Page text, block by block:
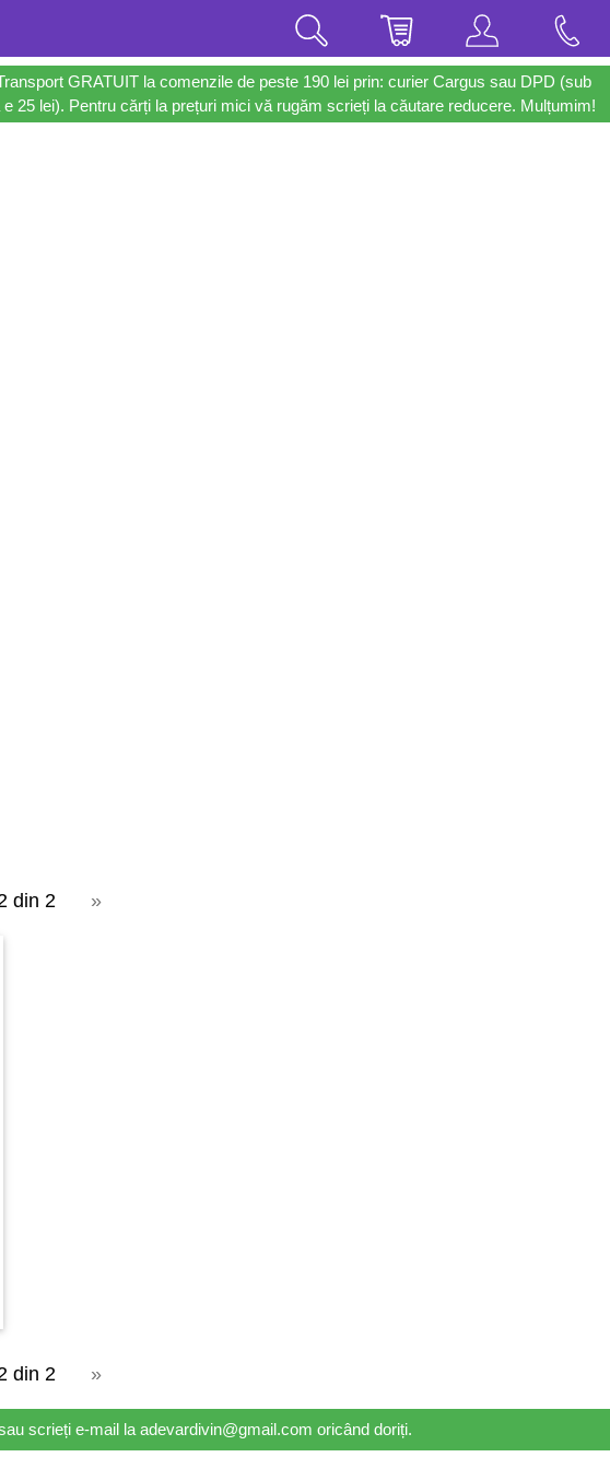
GRATUIT la comenzile de peste 190 lei prin: curier Cargus sau DPD (sub
lei). Pentru cărți la prețuri mici vă rugăm scrieți la căutare reducere. Mulțumim!
din 2 »
din 2 »
scrieți e-mail la adevardivin@gmail.com oricând doriți.